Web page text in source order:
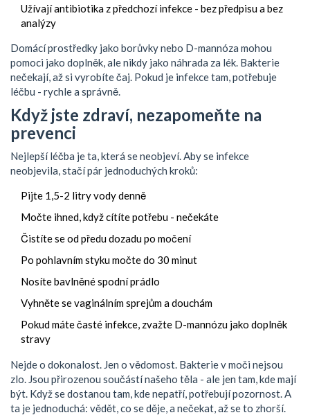
Užívají antibiotika z předchozí infekce - bez předpisu a bez
analýzy
Domácí prostředky jako borůvky nebo D-mannóza mohou
pomoci jako doplněk, ale nikdy jako náhrada za lék. Bakterie
nečekají, až si vyrobíte čaj. Pokud je infekce tam, potřebuje
léčbu - rychle a správně.
Když jste zdraví, nezapomeňte na
prevenci
Nejlepší léčba je ta, která se neobjeví. Aby se infekce
neobjevila, stačí pár jednoduchých kroků:
Pijte 1,5-2 litry vody denně
Močte ihned, když cítíte potřebu - nečekáte
Čistíte se od předu dozadu po močení
Po pohlavním styku močte do 30 minut
Nosíte bavlněné spodní prádlo
Vyhněte se vaginálním sprejům a douchám
Pokud máte časté infekce, zvažte D-mannózu jako doplněk
stravy
Nejde o dokonalost. Jen o vědomost. Bakterie v moči nejsou
zlo. Jsou přirozenou součástí našeho těla - ale jen tam, kde mají
být. Když se dostanou tam, kde nepatří, potřebují pozornost. A
ta je jednoduchá: vědět, co se děje, a nečekat, až se to zhorší.